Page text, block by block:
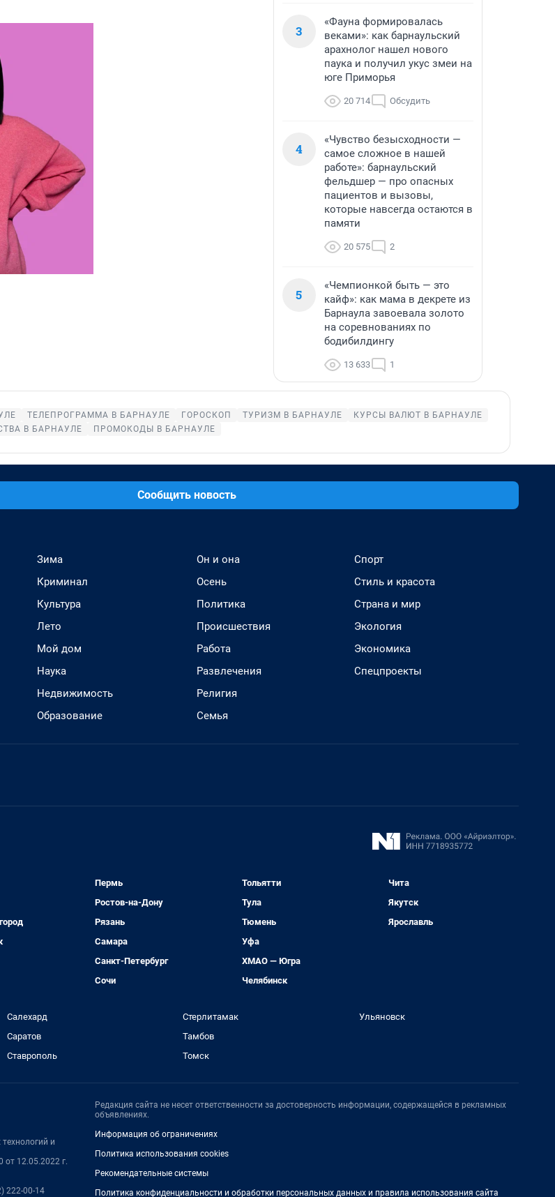
3
«Фауна формировалась
веками»: как барнаульский
арахнолог нашел нового
паука и получил укус змеи на
юге Приморья
20 714 Обсудить
4
«Чувство безысходности —
самое сложное в нашей
работе»: барнаульский
фельдшер — про опасных
пациентов и вызовы,
которые навсегда остаются в
памяти
20 575 2
5
«Чемпионкой быть — это
кайф»: как мама в декрете из
Барнаула завоевала золото
на соревнованиях по
бодибилдингу
13 633 1
ТЕЛЕПРОГРАММА В БАРНАУЛЕ ГОРОСКОП ТУРИЗМ В БАРНАУЛЕ
КУРСЫ ВАЛЮТ В БАРНАУЛЕ
В БАРНАУЛЕ
ПРОМОКОДЫ В БАРНАУЛЕ
Сообщить новость
Зима
Криминал
Культура
Лето
Мой дом
Наука
Недвижимость
Образование
Он и она
Осень
Политика
Происшествия
Работа
Развлечения
Религия
Семья
Спорт
Стиль и красота
Страна и мир
Экология
Экономика
Спецпроекты
Пермь
Ростов-на-Дону
Рязань
Самара
Санкт-Петербург
Сочи
Тольятти
Тула
Тюмень
Уфа
ХМАО — Югра
Челябинск
Чита
Якутск
Ярославль
Салехард
Саратов
Ставрополь
Стерлитамак
Тамбов
Томск
Ульяновск
и
12.05.2022 г.
222-00-14
Редакция сайта не несет ответственности за достоверность информации, содержащейся в рекламных
объявлениях.
Информация об ограничениях
Политика использования cookies
Рекомендательные системы
Политика конфиденциальности и обработки персональных данных и правила использования сайта